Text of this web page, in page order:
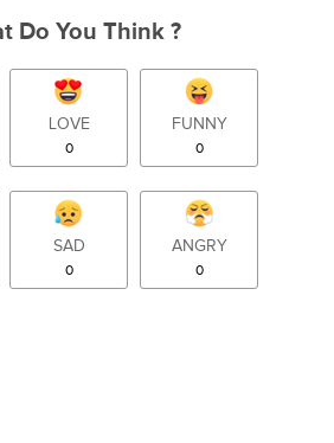
Do You Think ?
LOVE
0
FUNNY
0
SAD
0
ANGRY
0